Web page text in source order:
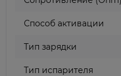
Способ активации
Тип зарядки
Тип испарителя